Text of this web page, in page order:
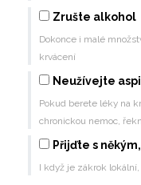
Zrušte alkohol
Dokonce i malé
krvácení
Neužívejte
Pokud berete léky na
chronickou nemoc,
Přijďte s
I když je zákrok